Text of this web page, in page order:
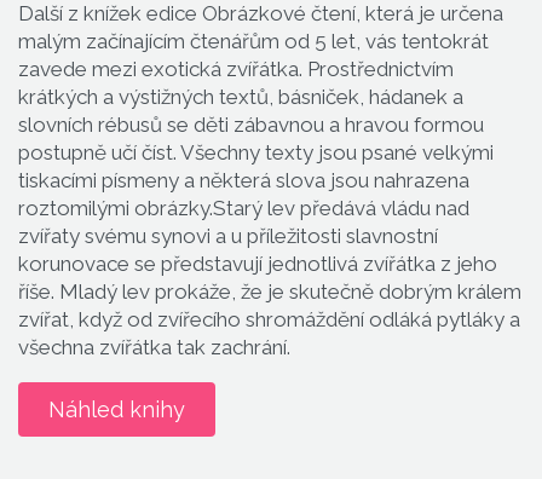
Další z knížek edice Obrázkové čtení, která je určena
malým začínajícím čtenářům od 5 let, vás tentokrát
zavede mezi exotická zvířátka. Prostřednictvím
krátkých a výstižných textů, básniček, hádanek a
slovních rébusů se děti zábavnou a hravou formou
postupně učí číst. Všechny texty jsou psané velkými
tiskacími písmeny a některá slova jsou nahrazena
roztomilými obrázky.Starý lev předává vládu nad
zvířaty svému synovi a u příležitosti slavnostní
korunovace se představují jednotlivá zvířátka z jeho
říše. Mladý lev prokáže, že je skutečně dobrým králem
zvířat, když od zvířecího shromáždění odláká pytláky a
všechna zvířátka tak zachrání.
Náhled knihy